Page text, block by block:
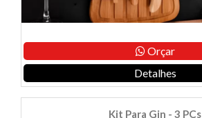
Orçar
Detalhes
Kit Para Gin - 3 PÇs